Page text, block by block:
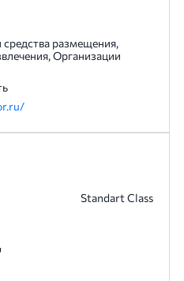
средства размещения,
Организации
Standart Class